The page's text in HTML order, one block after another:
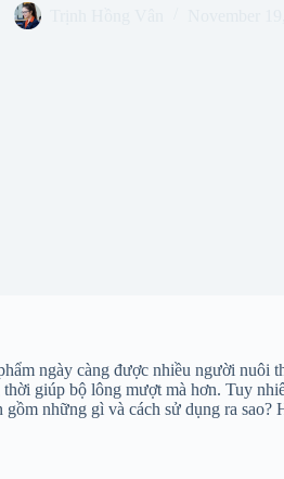
ngày càng được nhiều người
giúp bộ lông mượt mà hơn. Tuy
những gì và cách sử dụng ra